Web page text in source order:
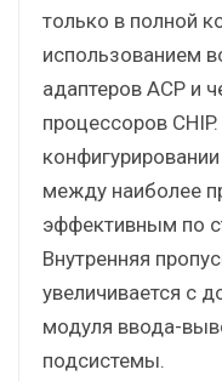
только в полной
использованием
адаптеров ACP и
процессоров
между наиболее
эффективным по
Внутренняя
увеличивается с
модуля ввода-
подсистемы.